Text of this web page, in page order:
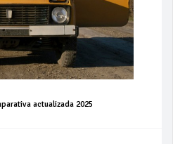
actualizada 2025